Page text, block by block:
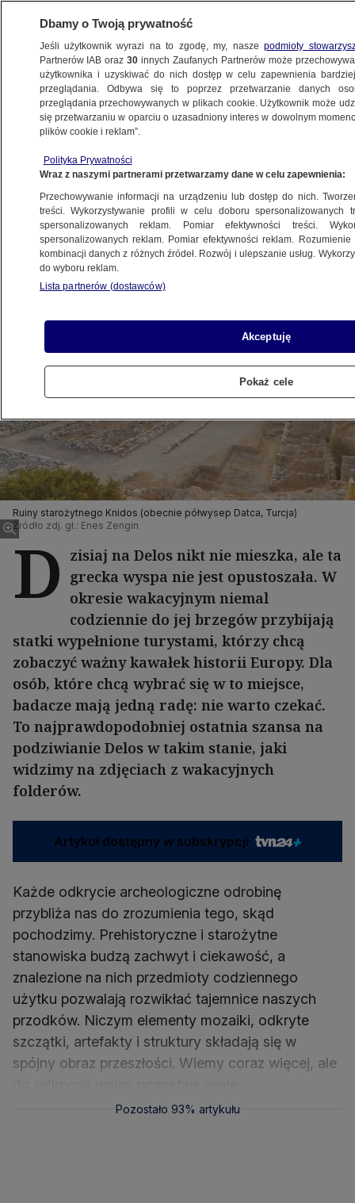
ŚWIAT
Te miejsca zobacz jak najszybciej,
bo zaraz ich nie będzie
Agnieszka Stradecka
28.08.2025, 16:02
Posłuchaj artykułu
Ruiny starożytnego Knidos (obecnie półwysep Datca, Turcja)
Źródło zdj. gł.: Enes Zengin
D zisiaj na Delos nikt nie mieszka, ale ta
grecka wyspa nie jest opustoszała. W
okresie wakacyjnym niemal
codziennie do jej brzegów przybijają
statki wypełnione turystami, którzy chcą
zobaczyć ważny kawałek historii Europy. Dla
osób, które chcą wybrać się w to miejsce,
badacze mają jedną radę: nie warto czekać.
To najprawdopodobniej ostatnia szansa na
podziwianie Delos w takim stanie, jaki
widzimy na zdjęciach z wakacyjnych
folderów.
Artykuł dostępny w subskrypcji
Każde odkrycie archeologiczne odrobinę
przybliża nas do zrozumienia tego, skąd
pochodzimy. Prehistoryczne i starożytne
stanowiska budzą zachwyt i ciekawość, a
znalezione na nich przedmioty codziennego
użytku pozwalają rozwikłać tajemnice naszych
przodków. Niczym elementy mozaiki, odkryte
szczątki, artefakty i struktury składają się w
spójny obraz przeszłości. Wiemy coraz więcej, ale
Pozostało 93% artykułu
Dbamy o Twoją prywatność
Jeśli użytkownik wyrazi na to zgodę, my, naszepodmioty
Partnerów IAB oraz30 innych Zaufanych Partnerów może
użytkownika i uzyskiwać do nich dostęp w celu zapewnienia
przeglądania. Odbywa się to poprzez przetwarzanie danych
przeglądania przechowywanych w plikach cookie. Użytkownik może
się przetwarzaniu w oparciu o uzasadniony interes w dowolnym
plików cookie i reklam”.
Polityka Prywatności
Wraz z naszymi partnerami przetwarzamy dane w celu zapewnienia:
Przechowywanie informacji na urządzeniu lub dostęp do nich.
treści. Wykorzystywanie profili w celu doboru spersonalizowanych
spersonalizowanych reklam. Pomiar efektywności treści.
spersonalizowanych reklam. Pomiar efektywności reklam.
kombinacji danych z różnych źródeł. Rozwój i ulepszanie usług.
do wyboru reklam.
Lista partnerów (dostawców)
Akceptuję
Pokaż cele